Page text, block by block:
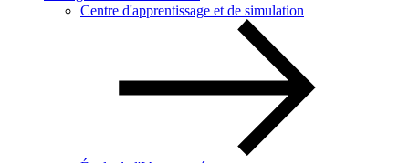
Centre d'apprentissage et de simulation